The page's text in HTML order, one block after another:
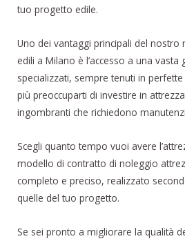
tuo progetto edile.
Uno dei vantaggi principali del nostro
edili a Milano è l’accesso a una
specializzati, sempre tenuti in
più preoccuparti di investire in
ingombranti che richiedono
Scegli quanto tempo vuoi avere
modello di contratto di noleggio
completo e preciso, realizzato
quelle del tuo progetto.
Se sei pronto a migliorare la qualità